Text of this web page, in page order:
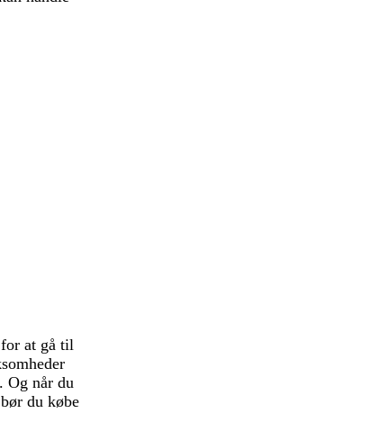
at gå til
Og når du
du købe